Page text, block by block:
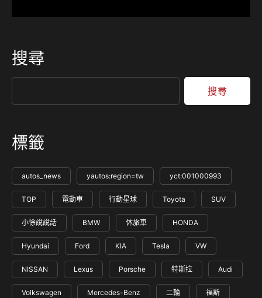
搜尋
搜尋
標籤
autos_news yautos:region=tw yct:001000993
TOP 電動車 行動星球 Toyota SUV
小徐說說話 BMW 休旅車 HONDA
Hyundai Ford KIA Tesla VW
NISSAN Lexus Porsche 特斯拉 Audi
Volkswagen Mercedes-Benz 二輪 福斯